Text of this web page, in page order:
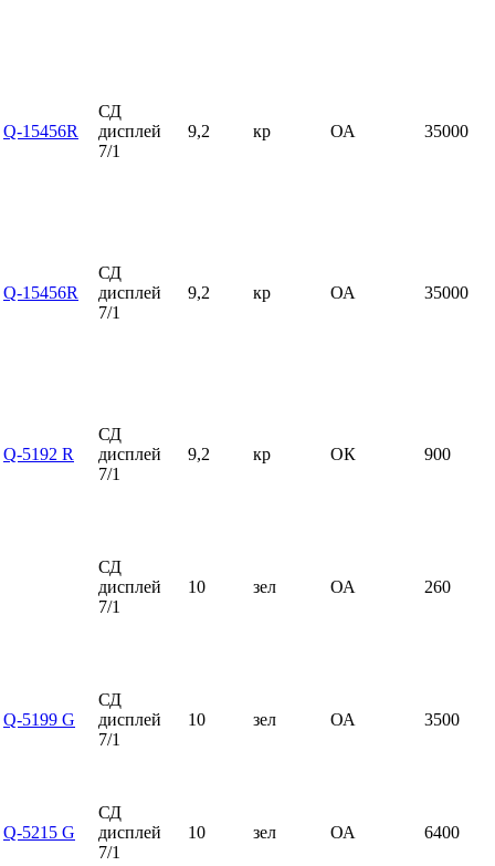
Q-15456R
СД
дисплей
7/1
9,2 кр ОА 35000
Q-15456R
СД
дисплей
7/1
9,2 кр ОА 35000
Q-5192 R
СД
дисплей
7/1
9,2 кр ОК 900
СД
дисплей
7/1
10 зел ОА 260
Q-5199 G
СД
дисплей
7/1
10 зел ОА 3500
Q-5215 G
СД
дисплей
7/1
10 зел ОА 6400